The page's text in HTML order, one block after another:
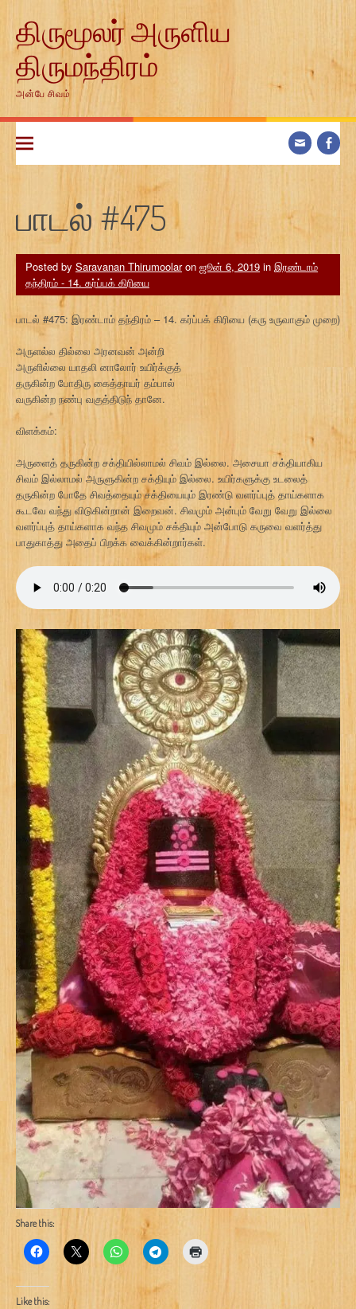
contentதிருமூலர் அருளிய
திருமந்திரம்
அன்பே சிவம்
பாடல் #475
Posted by Saravanan Thirumoolaron ஜூன் 6, 2019 in இரண்டாம்
தந்திரம் - 14. கர்ப்பக் கிரியை
பாடல் #475: இரண்டாம் தந்திரம் – 14. கர்ப்பக் கிரியை (கரு உருவாகும் முறை)
அருளல்ல தில்லை அரனவன் அன்றி
அருளில்லை யாதலி னாலோர் உயிர்க்குத்
தருகின்ற போதிரு கைத்தாயர் தம்பால்
வருகின்ற நண்பு வகுத்திடுந் தானே.
விளக்கம்:
அருளைத் தருகின்ற சக்தியில்லாமல் சிவம் இல்லை. அசையா சக்தியாகிய
சிவம் இல்லாமல் அருளுகின்ற சக்தியும் இல்லை. உயிர்களுக்கு உடலைத்
தருகின்ற போதே சிவத்தையும் சக்தியையும் இரண்டு வளர்ப்புத் தாய்களாக
கூடவே வந்து விடுகின்றான் இறைவன். சிவமும் அன்பும் வேறு வேறு இல்லை
வளர்ப்புத் தாய்களாக வந்த சிவமும் சக்தியும் அன்போடு கருவை வளர்த்து
பாதுகாத்து அதைப் பிறக்க வைக்கின்றார்கள்.
Share this:
Like this: